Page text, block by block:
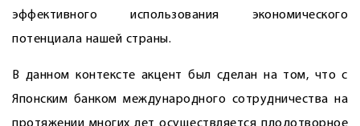
эффективного использования экономического
потенциала нашей страны.
В данном контексте акцент был сделан на том, что с
Японским банком международного сотрудничества на